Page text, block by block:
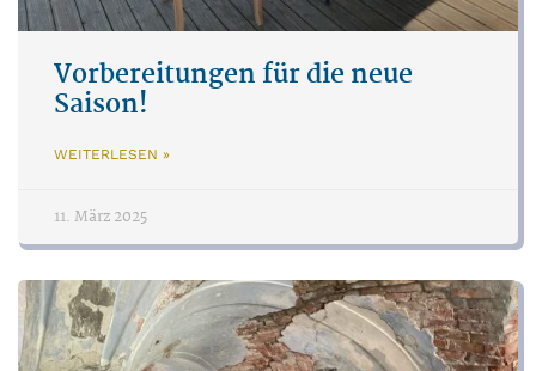
Vorbereitungen für die neue
Saison!
WEITERLESEN »
11. März 2025